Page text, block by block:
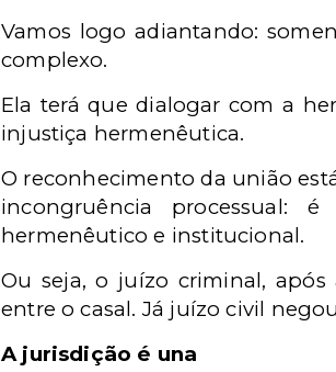
Vamos logo adiantando:
complexo.
Ela terá que dialogar com a
injustiça hermenêutica.
O reconhecimento da união
incongruência processual:
hermenêutico e institucional.
Ou seja, o juízo criminal,
entre o casal. Já juízo civil
A jurisdição é una